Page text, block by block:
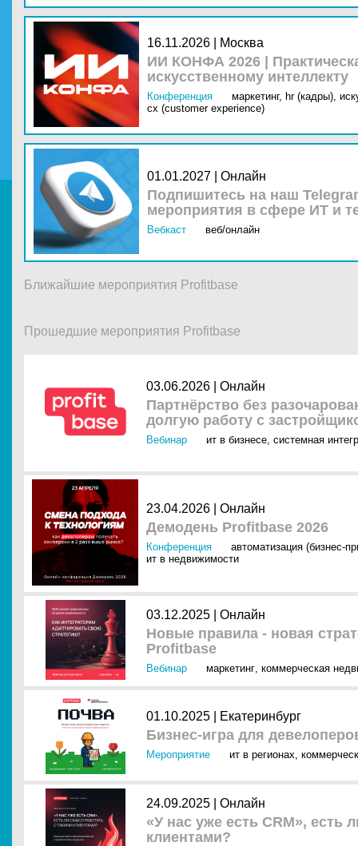
16.11.2026 | Москва
ИИ КОНФА 2026 |
искусственному интеллекту
Конференция маркетинг, hr (кадры),
cx (customer experience)
01.01.2027 | Онлайн
Подпишитесь на наш
мероприятия в сфере ИТ и
Вебкаст веб/онлайн
Ближайшие мероприятия Profitbase
Прошедшие мероприятия Profitbase
03.06.2026 | Онлайн
Партнёрство без
долгую работу с
Вебинар ит в бизнесе, системная
23.04.2026 | Онлайн
Демодень Profitbase 2026
Конференция
автоматизация (бизнес-
ит в недвижимости
03.12.2025 | Онлайн
Новые правила - новая
Profitbase
Вебинар маркетинг, коммерческая
01.10.2025 | Екатеринбург
Бизнес-игра для
Мероприятие ит в регионах,
24.09.2025 | Онлайн
«У нас уже есть CRM», есть
клиентами?